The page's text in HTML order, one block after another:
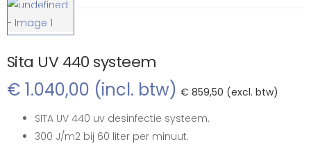
Sita UV 440 systeem
€ 1.040,00 (incl. btw) € 859,50 (excl. btw)
SITA UV 440 uv desinfectie systeem.
300 J/m2 bij 60 liter per minuut.